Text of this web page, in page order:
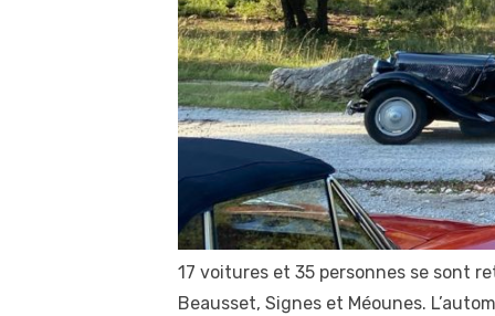
17 voitures et 35 personnes se sont
Beausset, Signes et Méounes.